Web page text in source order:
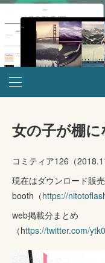
女の子が棚
コミティア126（
現在はダウンロード販
booth（https://
web掲載分まとめ
（https://twitter.com/